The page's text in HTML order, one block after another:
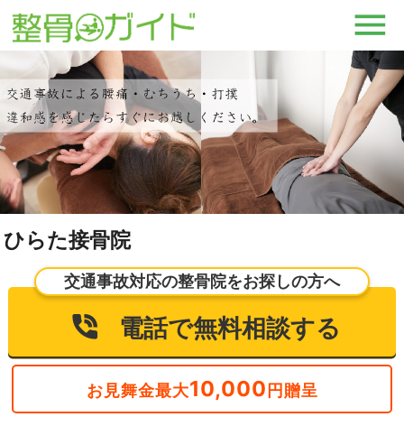
ひらた接骨院
交通事故対応の整骨院をお探しの方へ
電話で無料相談する
お見舞金最大10,000 円贈呈